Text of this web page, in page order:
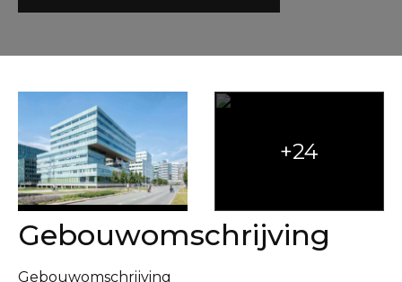
Gebouwomschrijving
Gebouwomschrijving